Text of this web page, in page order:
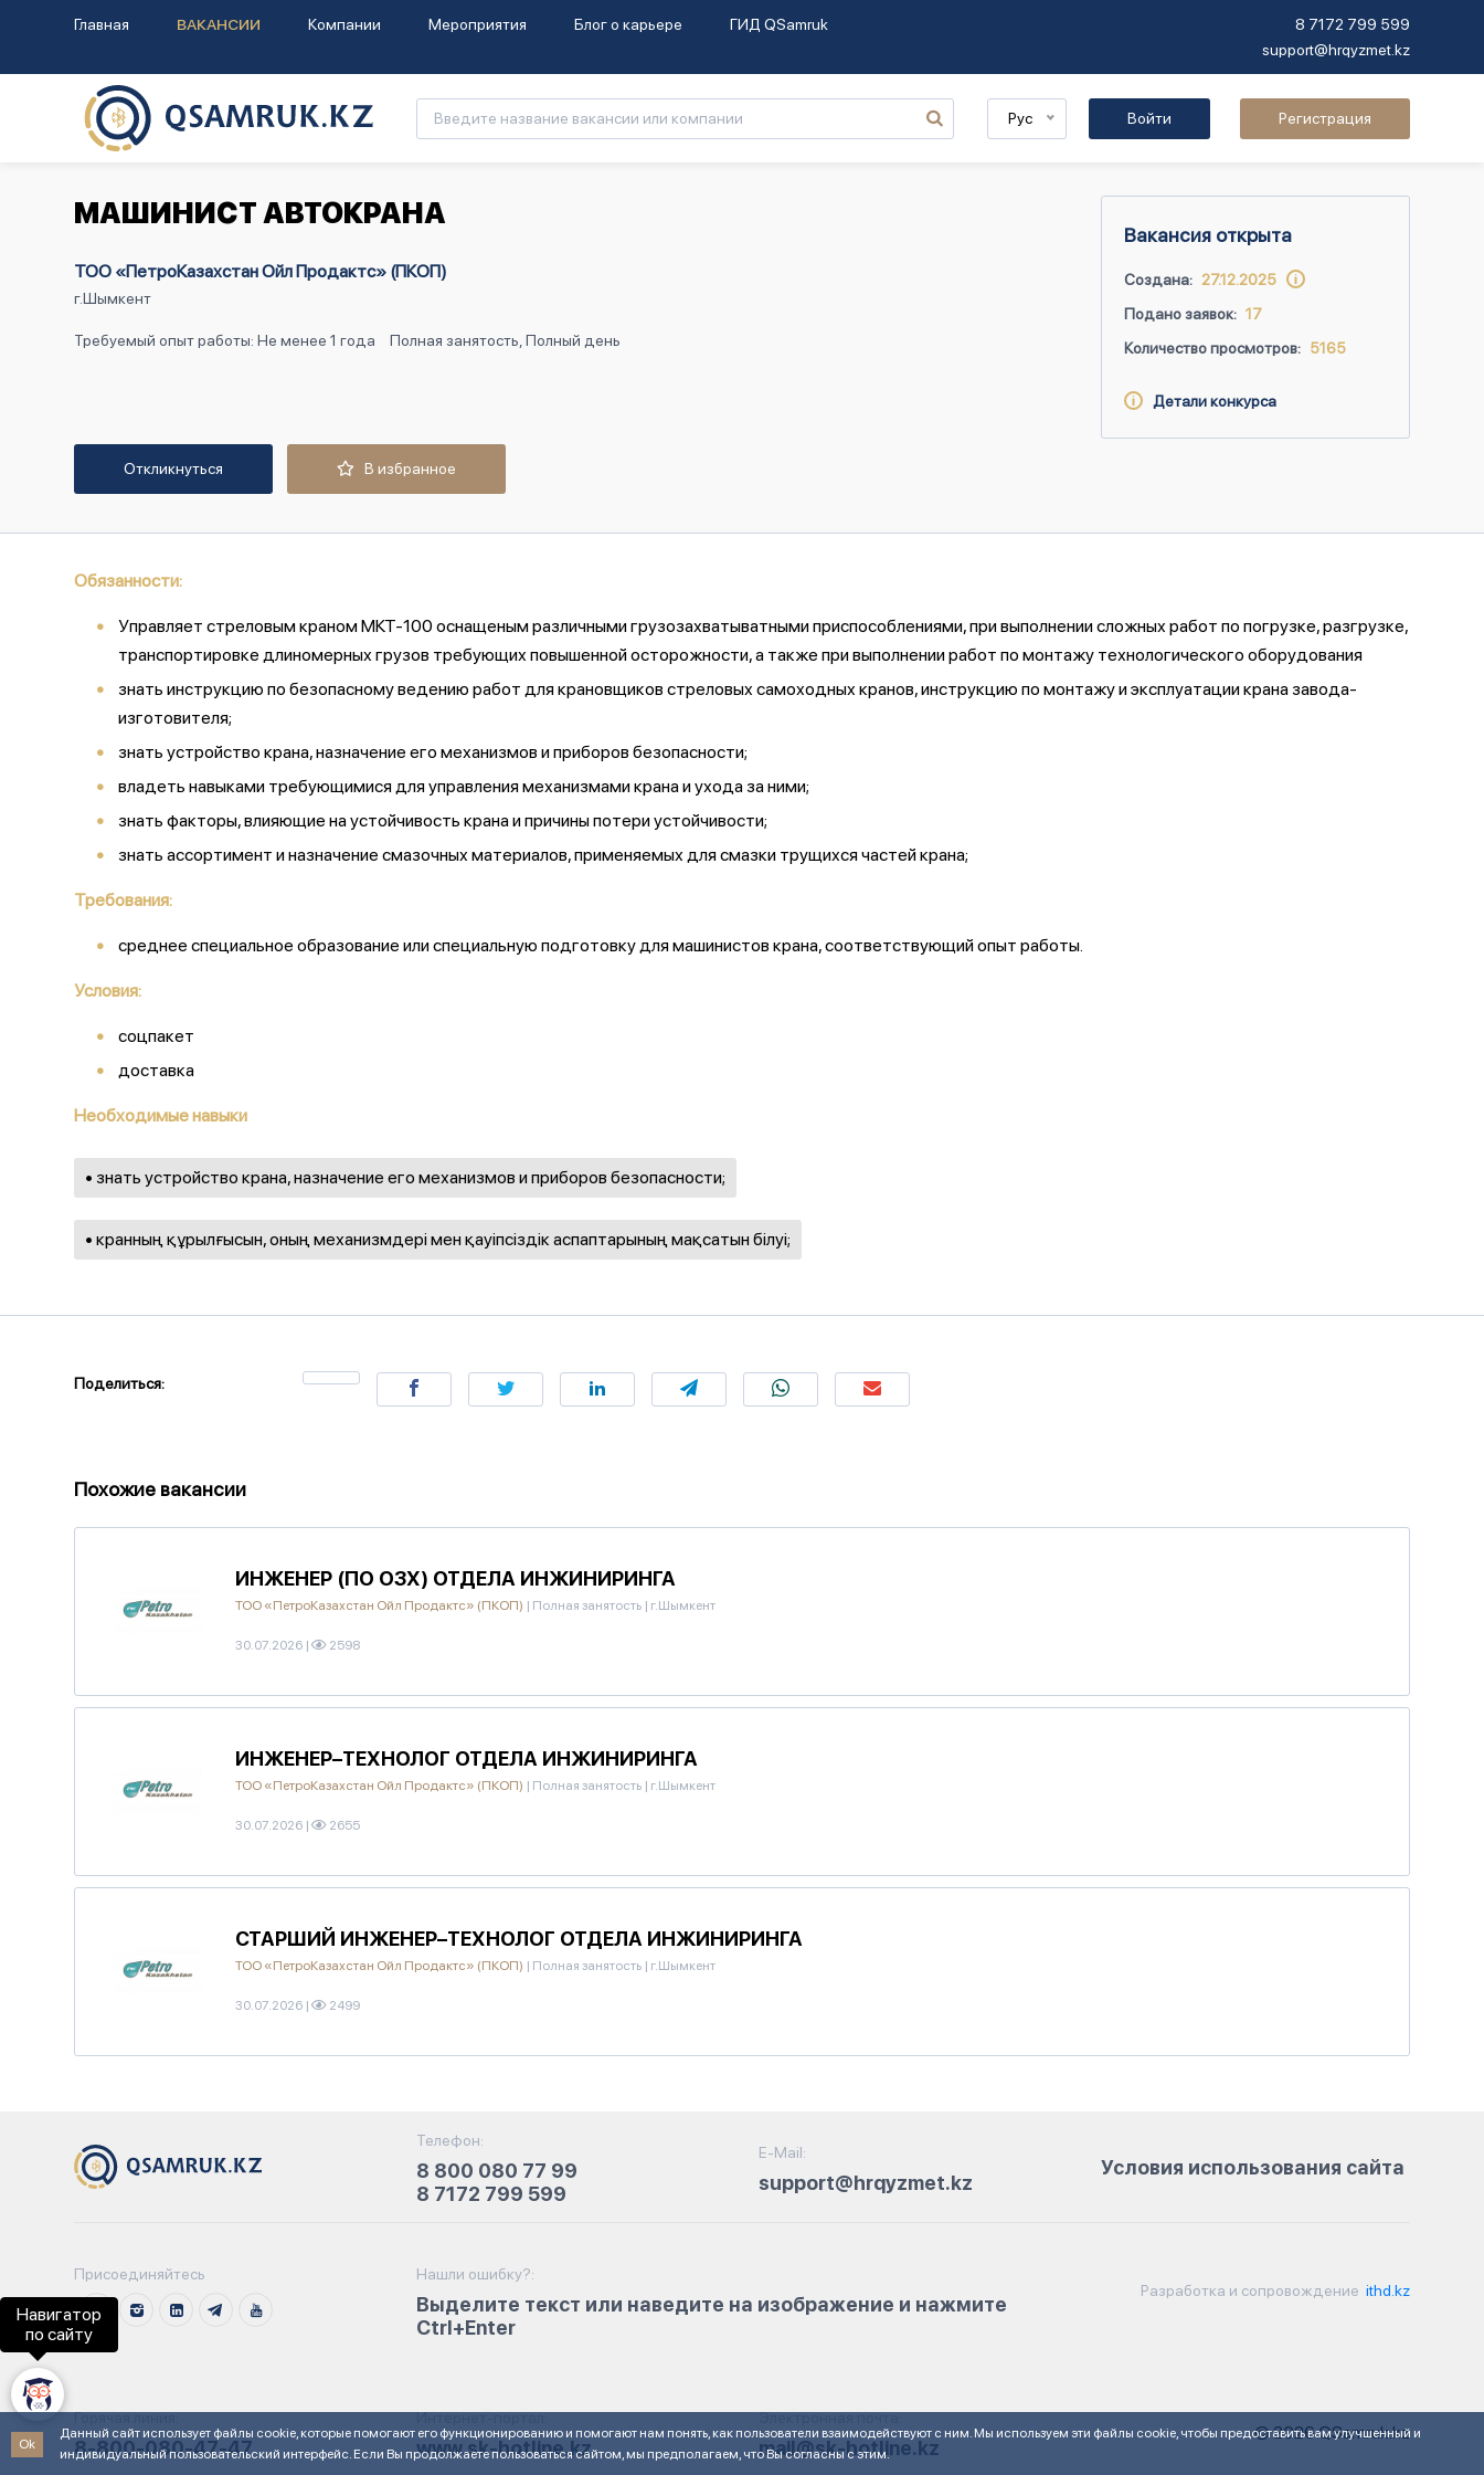
Главная ВАКАНСИИ Компании Мероприятия Блог о карьере ГИД QSamruk
8 7172 799 599
support@hrqyzmet.kz
Рус Войти Регистрация
МАШИНИСТ АВТОКРАНА
ТОО «ПетроКазахстан Ойл Продактс» (ПКОП)
г.Шымкент
Требуемый опыт работы: Не менее 1 года Полная занятость, Полный день
Вакансия открыта
Создана: 27.12.2025
Подано заявок: 17
Количество просмотров: 5165
Детали конкурса
Откликнуться В избранное
Обязанности:
Управляет стреловым краном МКТ-100 оснащеным различными грузозахватыватными приспособлениями, при выполнении сложных работ по погрузке, разгрузке,
транспортировке длиномерных грузов требующих повышенной осторожности, а также при выполнении работ по монтажу технологического оборудования
знать инструкцию по безопасному ведению работ для крановщиков стреловых самоходных кранов, инструкцию по монтажу и эксплуатации крана завода-
изготовителя;
знать устройство крана, назначение его механизмов и приборов безопасности;
владеть навыками требующимися для управления механизмами крана и ухода за ними;
знать факторы, влияющие на устойчивость крана и причины потери устойчивости;
знать ассортимент и назначение смазочных материалов, применяемых для смазки трущихся частей крана;
Требования:
среднее специальное образование или специальную подготовку для машинистов крана, соответствующий опыт работы.
Условия:
соцпакет
доставка
Необходимые навыки
• знать устройство крана, назначение его механизмов и приборов безопасности;
• кранның құрылғысын, оның механизмдері мен қауіпсіздік аспаптарының мақсатын білуі;
Поделиться:
Похожие вакансии
ИНЖЕНЕР (ПО ОЗХ) ОТДЕЛА ИНЖИНИРИНГА
ТОО «ПетроКазахстан Ойл Продактс» (ПКОП) | Полная занятость | г.Шымкент
30.07.2026 | 2598
ИНЖЕНЕР–ТЕХНОЛОГ ОТДЕЛА ИНЖИНИРИНГА
ТОО «ПетроКазахстан Ойл Продактс» (ПКОП) | Полная занятость | г.Шымкент
30.07.2026 | 2655
СТАРШИЙ ИНЖЕНЕР–ТЕХНОЛОГ ОТДЕЛА ИНЖИНИРИНГА
ТОО «ПетроКазахстан Ойл Продактс» (ПКОП) | Полная занятость | г.Шымкент
30.07.2026 | 2499
Телефон:
8 800 080 77 99
8 7172 799 599
E-Mail:
support@hrqyzmet.kz
Условия использования сайта
Присоединяйтесь Нашли ошибку?:
Выделите текст или наведите на изображение и нажмите
Ctrl+Enter
Разработка и сопровождение ithd.kz
Горячая линия:
8-800-080-47-47
Интернет-портал:
www.sk-hotline.kz
Электронная почта:
mail@sk-hotline.kz
© 2026 QSamruk.kz
Ok
Данный сайт использует файлы cookie, которые помогают его функционированию и помогают нам понять, как пользователи взаимодействуют с ним. Мы используем эти файлы cookie, чтобы предоставить вам улучшенный и
индивидуальный пользовательский интерфейс. Если Вы продолжаете пользоваться сайтом, мы предполагаем, что Вы согласны с этим.
Навигатор
по сайту